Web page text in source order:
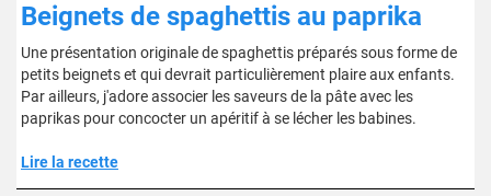
Beignets de spaghettis au paprika
Une présentation originale de spaghettis préparés sous forme de
petits beignets et qui devrait particulièrement plaire aux enfants.
Par ailleurs, j'adore associer les saveurs de la pâte avec les
paprikas pour concocter un apéritif à se lécher les babines.
Lire la recette